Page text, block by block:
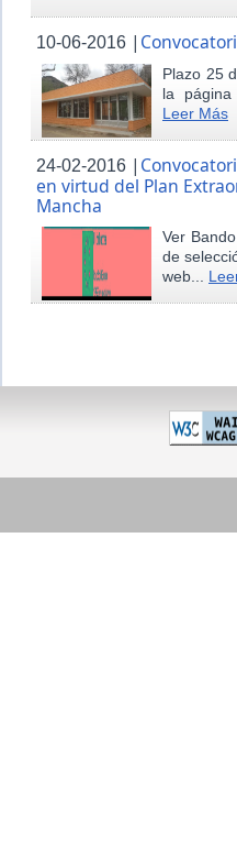
10-06-2016 |
Plazo 25
la
Leer Más
24-02-2016 |
en virtud del Plan
Mancha
Ver
de
web...